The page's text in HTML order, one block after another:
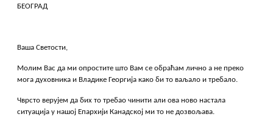
БЕОГРАД
Ваша Светости,
Молим Вас да ми опростите што Вам се обраћам лично а не преко
мога духовника и Владике Георгија како би то ваљало и требало.
Чврсто верујем да бих то требао чинити али ова ново настала
ситуација у нашој Епархији Канадској ми то не дозвољава.